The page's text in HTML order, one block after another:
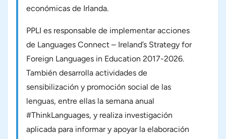
económicas de Irlanda.
PPLI es responsable de implementar acciones
de Languages Connect – Ireland’s Strategy for
Foreign Languages in Education 2017-2026.
También desarrolla actividades de
sensibilización y promoción social de las
lenguas, entre ellas la semana anual
#ThinkLanguages, y realiza investigación
aplicada para informar y apoyar la elaboración